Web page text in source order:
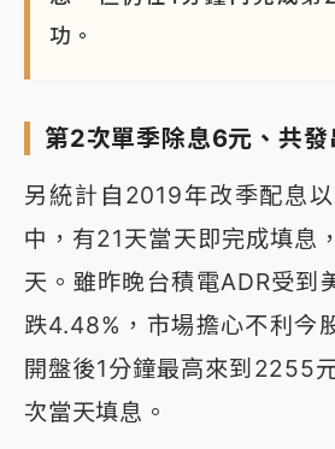
功。
第2次單季除息6元、共
另統計自2019年改季配息
中，有21天當天即完成填息
天。雖昨晚台積電ADR受到
跌4.48%，市場擔心不利今
開盤後1分鐘最高來到2255
次當天填息。